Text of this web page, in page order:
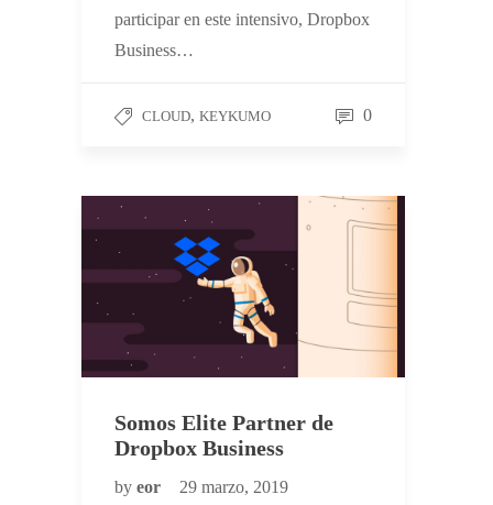
participar en este intensivo, Dropbox
Business…
CLOUD, KEYKUMO 0
Somos Elite Partner de
Dropbox Business
by eor 29 marzo, 2019